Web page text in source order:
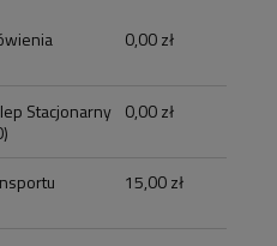
0,00 zł
Stacjonarny 0,00 zł
15,00 zł